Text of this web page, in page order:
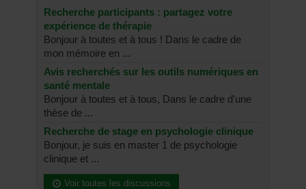
Recherche participants : partagez votre
expérience de thérapie
Bonjour à toutes et à tous ! Dans le cadre de
mon mémoire en ...
Avis recherchés sur les outils numériques en
santé mentale
Bonjour à toutes et à tous, Dans le cadre d'une
thèse de ...
Recherche de stage en psychologie clinique
Bonjour, je suis en master 1 de psychologie
clinique et ...
Voir toutes les discussions